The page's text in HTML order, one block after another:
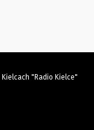
"Radio Kielce"